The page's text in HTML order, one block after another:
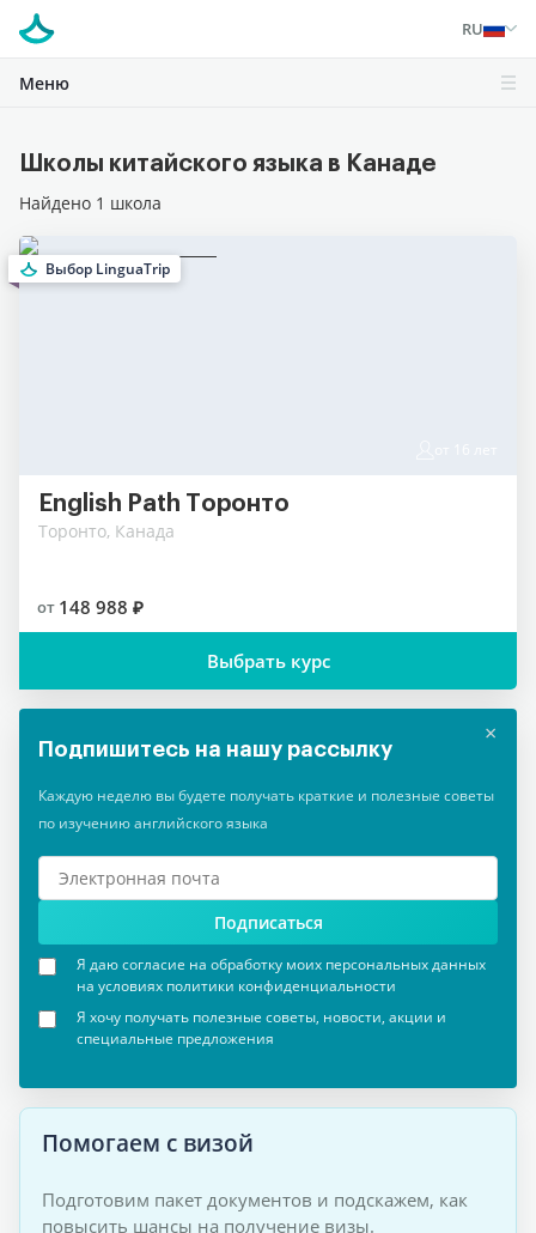
RU
Меню
Школы китайского языка в Канаде
Найдено 1 школа
Выбор LinguaTrip
English Path Tоронто
Торонто, Канада
от 148 988 ₽
Выбрать курс
×
Подпишитесь на нашу рассылку
Каждую неделю вы будете получать краткие и полезные советы
по изучению английского языка
Подписаться
Я даю согласие на обработку моих персональных данных
на условиях политики конфиденциальности
Я хочу получать полезные советы, новости, акции и
специальные предложения
Помогаем с визой
Подготовим пакет документов и подскажем, как
повысить шансы на получение визы.